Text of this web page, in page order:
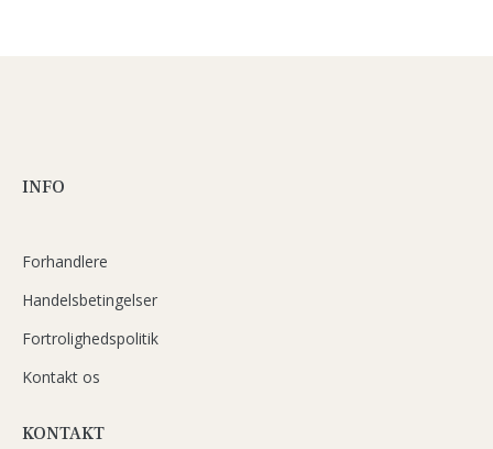
INFO
Forhandlere
Handelsbetingelser
Fortrolighedspolitik
Kontakt os
KONTAKT